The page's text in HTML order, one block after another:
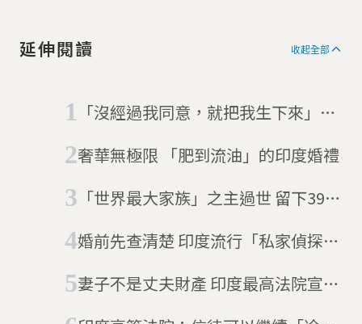
延伸閱讀 收起全部
「沒經過我同意，就把我生下來」印
奢華無極限 「肥到流油」的印度婚禮
「世界最大家族」之主過世 留下39
婚前先查清楚 印度流行「私家偵探」
妻子不是丈夫財產 印度最高法院宣布